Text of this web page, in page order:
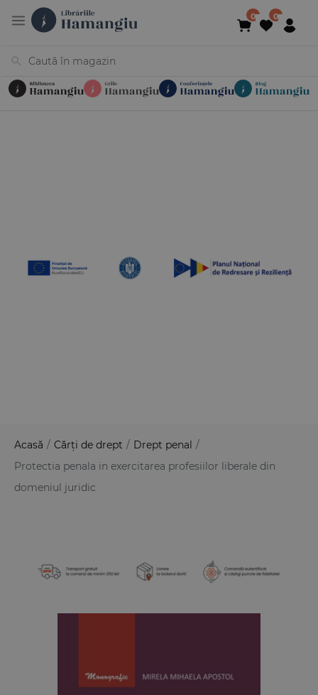
Acasă / Cărți de drept / Drept penal /
Protectia penala in exercitarea profesiilor liberale din
domeniul juridic